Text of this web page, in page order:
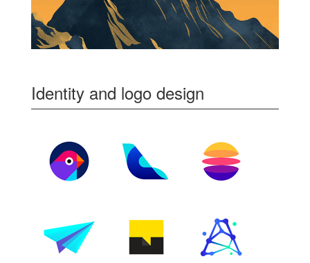
Identity and logo design